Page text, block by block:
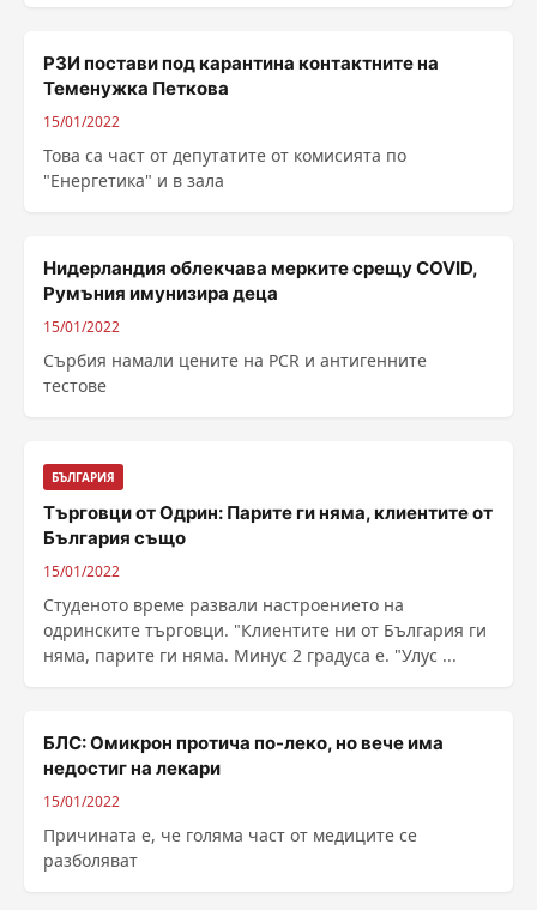
РЗИ постави под карантина контактните на
Теменужка Петкова
15/01/2022
Това са част от депутатите от комисията по
"Енергетика" и в зала
Нидерландия облекчава мерките срещу COVID,
Румъния имунизира деца
15/01/2022
Сърбия намали цените на PCR и антигенните
тестове
БЪЛГАРИЯ
Търговци от Одрин: Парите ги няма, клиентите от
България също
15/01/2022
Студеното време развали настроението на
одринските търговци. "Клиентите ни от България ги
няма, парите ги няма. Минус 2 градуса е. "Улус ...
БЛС: Омикрон протича по-леко, но вече има
недостиг на лекари
15/01/2022
Причината е, че голяма част от медиците се
разболяват